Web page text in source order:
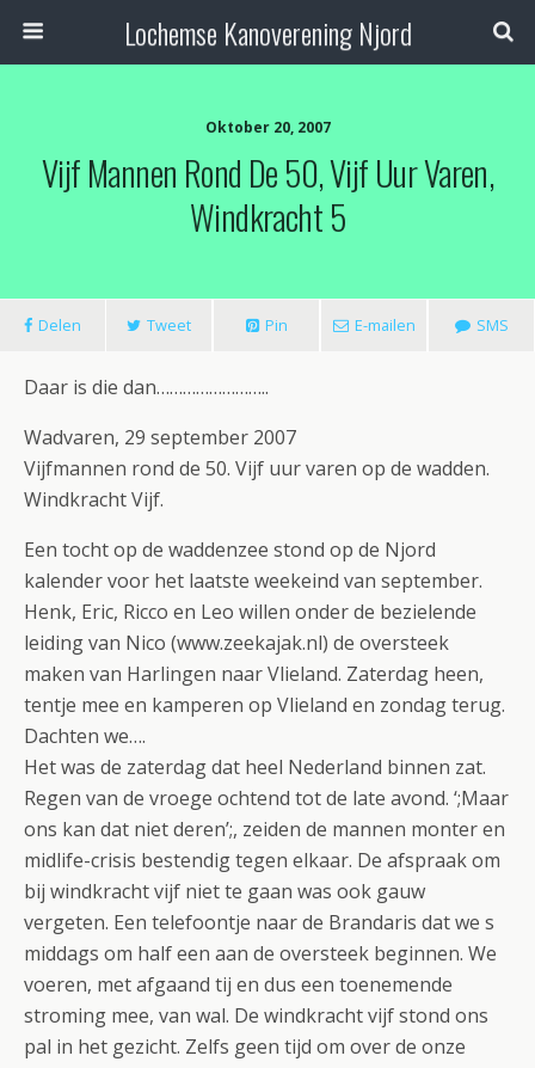
Lochemse Kanoverening Njord
Oktober 20, 2007
Vijf Mannen Rond De 50, Vijf Uur Varen,
Windkracht 5
Delen Tweet Pin E-mailen SMS
Daar is die dan……………………..
Wadvaren, 29 september 2007
Vijfmannen rond de 50. Vijf uur varen op de wadden.
Windkracht Vijf.
Een tocht op de waddenzee stond op de Njord
kalender voor het laatste weekeind van september.
Henk, Eric, Ricco en Leo willen onder de bezielende
leiding van Nico (www.zeekajak.nl) de oversteek
maken van Harlingen naar Vlieland. Zaterdag heen,
tentje mee en kamperen op Vlieland en zondag terug.
Dachten we….
Het was de zaterdag dat heel Nederland binnen zat.
Regen van de vroege ochtend tot de late avond. ‘;Maar
ons kan dat niet deren’;, zeiden de mannen monter en
midlife-crisis bestendig tegen elkaar. De afspraak om
bij windkracht vijf niet te gaan was ook gauw
vergeten. Een telefoontje naar de Brandaris dat we s
middags om half een aan de oversteek beginnen. We
voeren, met afgaand tij en dus een toenemende
stroming mee, van wal. De windkracht vijf stond ons
pal in het gezicht. Zelfs geen tijd om over de onze